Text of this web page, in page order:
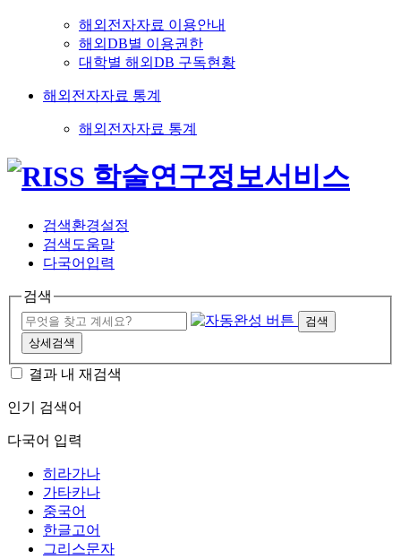
해외전자자료 이용안내
해외DB별 이용권한
대학별 해외DB 구독현황
해외전자자료 통계
해외전자자료 통계
검색환경설정
검색도움말
다국어입력
검색
검색
상세검색
결과 내 재검색
인기 검색어
다국어 입력
히라가나
가타카나
중국어
한글고어
그리스문자